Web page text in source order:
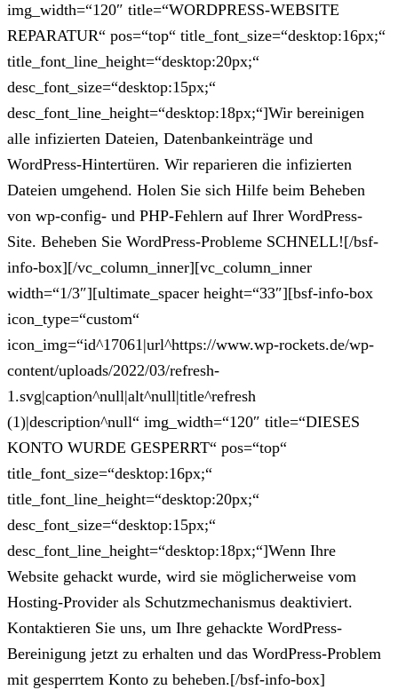
img_width=“120″ title=“WORDPRESS-WEBSITE
REPARATUR“ pos=“top“ title_font_size=“desktop:16px;“
title_font_line_height=“desktop:20px;“
desc_font_size=“desktop:15px;“
desc_font_line_height=“desktop:18px;“]Wir bereinigen
alle infizierten Dateien, Datenbankeinträge und
WordPress-Hintertüren. Wir reparieren die infizierten
Dateien umgehend. Holen Sie sich Hilfe beim Beheben
von wp-config- und PHP-Fehlern auf Ihrer WordPress-
Site. Beheben Sie WordPress-Probleme SCHNELL![/bsf-
info-box][/vc_column_inner][vc_column_inner
width=“1/3″][ultimate_spacer height=“33″][bsf-info-box
icon_type=“custom“
icon_img=“id^17061|url^https://www.wp-rockets.de/wp-
content/uploads/2022/03/refresh-
1.svg|caption^null|alt^null|title^refresh
(1)|description^null“ img_width=“120″ title=“DIESES
KONTO WURDE GESPERRT“ pos=“top“
title_font_size=“desktop:16px;“
title_font_line_height=“desktop:20px;“
desc_font_size=“desktop:15px;“
desc_font_line_height=“desktop:18px;“]Wenn Ihre
Website gehackt wurde, wird sie möglicherweise vom
Hosting-Provider als Schutzmechanismus deaktiviert.
Kontaktieren Sie uns, um Ihre gehackte WordPress-
Bereinigung jetzt zu erhalten und das WordPress-Problem
mit gesperrtem Konto zu beheben.[/bsf-info-box]